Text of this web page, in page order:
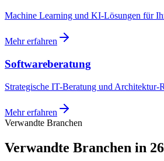
Machine Learning und KI-Lösungen für
Mehr erfahren
Softwareberatung
Strategische IT-Beratung und Architektur-
Mehr erfahren
Verwandte Branchen
Verwandte Branchen in